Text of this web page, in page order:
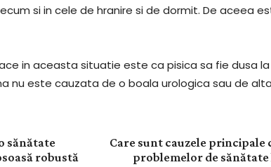
si in cele de hranire si de dormit. De aceea
in aceasta situatie este ca pisica sa fie dusa
nu este cauzata de o boala urologica sau de
sănătate
robustă
Care sunt cauzele principale
problemelor de sănătate